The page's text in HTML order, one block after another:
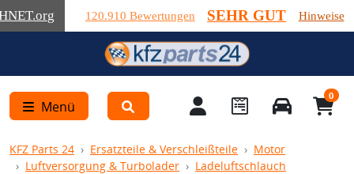
.org 120.910 Bewertungen SEHR GUT Hinweise
Menü
0
KFZ Parts 24 Ersatzteile & Verschleißteile
Motor
Luftversorgung & Turbolader
Ladeluftschlauch